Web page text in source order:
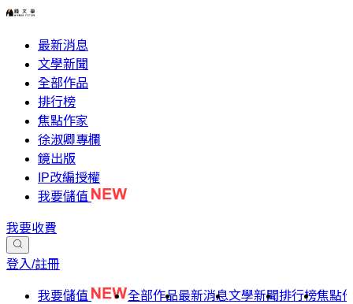
最新消息
文學新聞
全部作品
排行榜
焦點作家
徐淑卿專欄
鏡出版
IP改編授權
我要儲值
我要收費
登入/註冊
我要儲值 全部作品最新消息文學新聞排行榜焦點